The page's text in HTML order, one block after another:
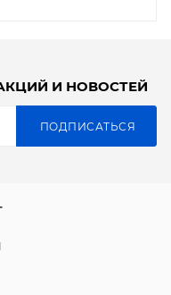
И НОВОСТЕЙ
ПОДПИСАТЬСЯ